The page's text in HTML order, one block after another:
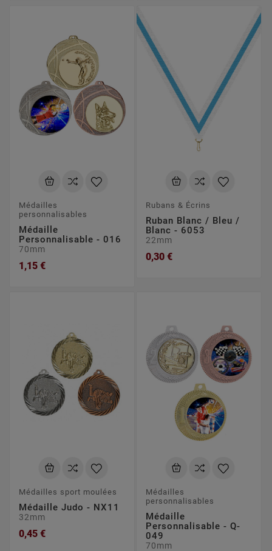
Médailles
personnalisables
Médaille
Personnalisable - 016
70mm
1,15 €
Rubans & Écrins
Ruban Blanc / Bleu /
Blanc - 6053
22mm
0,30 €
Médailles sport moulées
Médaille Judo - NX11
32mm
0,45 €
Médailles
personnalisables
Médaille
Personnalisable - Q-
049
70mm